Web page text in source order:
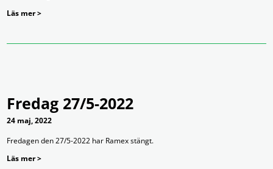
Läs mer >
Fredag 27/5-2022
24 maj, 2022
Fredagen den 27/5-2022 har Ramex stängt.
Läs mer >